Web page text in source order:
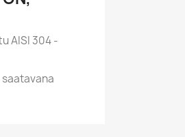
AISI 304 -